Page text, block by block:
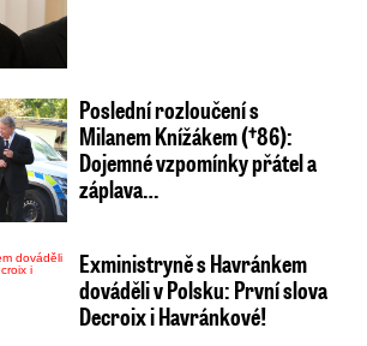
Poslední rozloučení s
Milanem Knížákem (†86):
Dojemné vzpomínky přátel a
záplava…
Exministryně s Havránkem
dováděli v Polsku: První slova
Decroix i Havránkové!